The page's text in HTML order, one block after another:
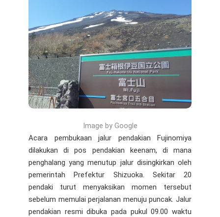
Image by Google
Acara pembukaan jalur pendakian Fujinomiya
dilakukan di pos pendakian keenam, di mana
penghalang yang menutup jalur disingkirkan oleh
pemerintah Prefektur Shizuoka. Sekitar 20
pendaki turut menyaksikan momen tersebut
sebelum memulai perjalanan menuju puncak. Jalur
pendakian resmi dibuka pada pukul 09.00 waktu